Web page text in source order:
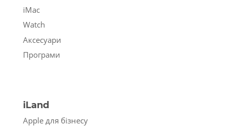
iMac
Watch
Аксесуари
Програми
iLand
Apple для бізнесу